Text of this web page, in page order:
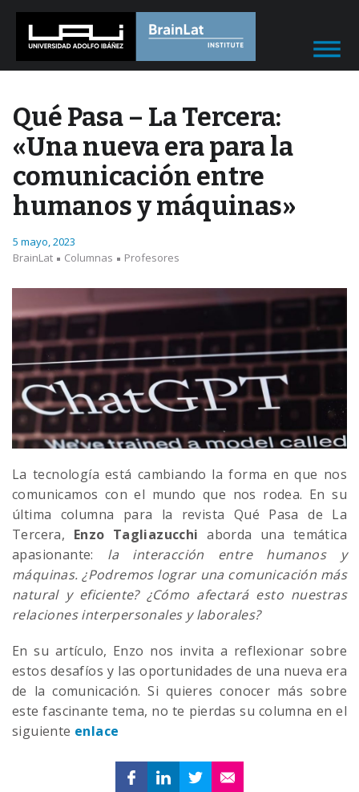
Qué Pasa – La Tercera:
«Una nueva era para la
comunicación entre
humanos y máquinas»
5 mayo, 2023
BrainLat
Columnas Profesores
La tecnología está cambiando la forma en que nos
comunicamos con el mundo que nos rodea. En su
última columna para la revista Qué Pasa de La
Tercera, Enzo Tagliazucchi aborda una temática
apasionante: la interacción entre humanos y
máquinas. ¿Podremos lograr una comunicación más
natural y eficiente? ¿Cómo afectará esto nuestras
relaciones interpersonales y laborales?
En su artículo, Enzo nos invita a reflexionar sobre
estos desafíos y las oportunidades de una nueva era
de la comunicación. Si quieres conocer más sobre
este fascinante tema, no te pierdas su columna en el
siguiente enlace